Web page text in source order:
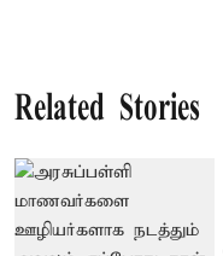
Related Stories